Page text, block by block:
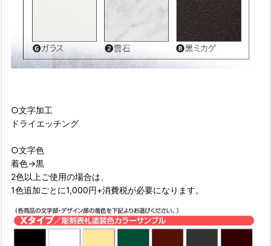
○文字加工
ドライエッチング
○文字色
着色→黒
2色以上ご使用の場合は、
1色追加ごとに1,000円+消費税が必要になります。